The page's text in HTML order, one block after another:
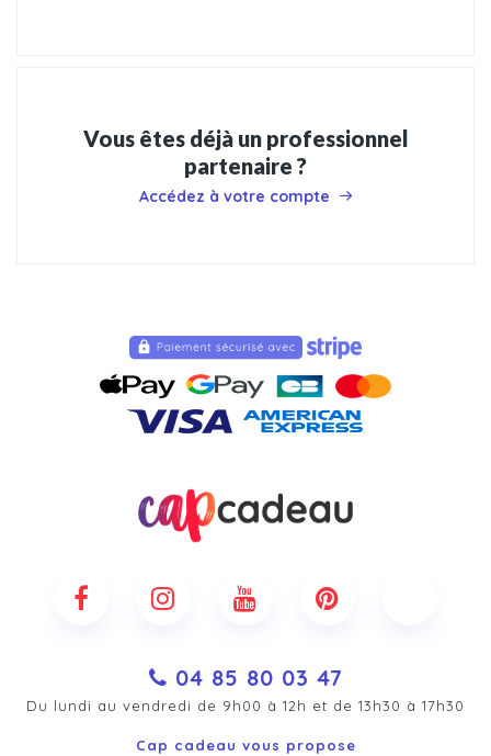
Vous êtes déjà un professionnel
partenaire ?
Accédez à votre compte
04 85 80 03 47
Du lundi au vendredi de 9h00 à 12h et de 13h30 à 17h30
Cap cadeau vous propose